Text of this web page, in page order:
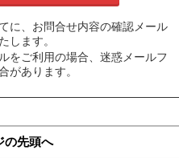
に、お問合せ内容の確認メール
します。
をご利用の場合、迷惑メールフ
があります。
の先頭へ